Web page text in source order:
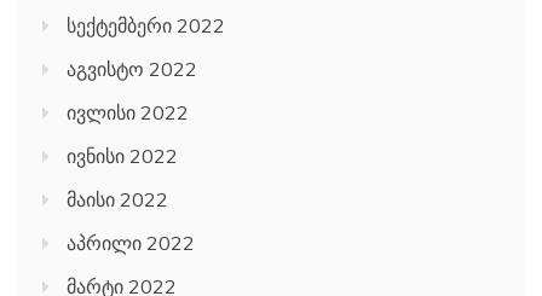
სექტემბერი 2022
აგვისტო 2022
ივლისი 2022
ივნისი 2022
მაისი 2022
აპრილი 2022
მარტი 2022